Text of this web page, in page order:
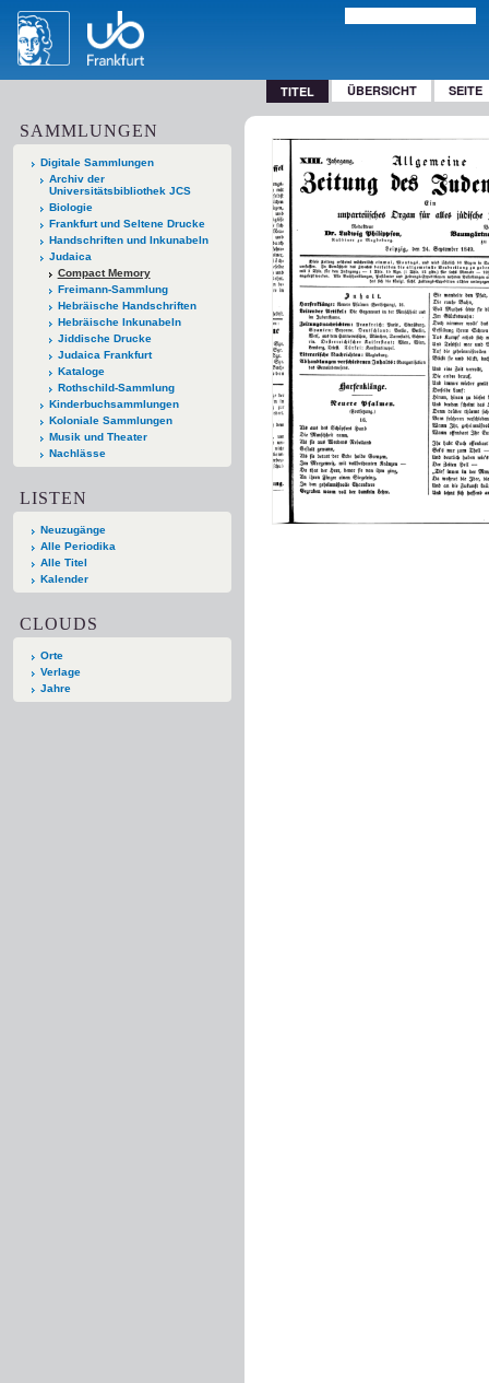
TITEL ÜBERSICHT SEITE
SAMMLUNGEN
Digitale Sammlungen
Archiv der
Universitätsbibliothek JCS
Biologie
Frankfurt und Seltene Drucke
Handschriften und Inkunabeln
Judaica
Compact Memory
Freimann-Sammlung
Hebräische Handschriften
Hebräische Inkunabeln
Jiddische Drucke
Judaica Frankfurt
Kataloge
Rothschild-Sammlung
Kinderbuchsammlungen
Koloniale Sammlungen
Musik und Theater
Nachlässe
LISTEN
Neuzugänge
Alle Periodika
Alle Titel
Kalender
CLOUDS
Orte
Verlage
Jahre